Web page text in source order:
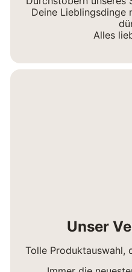
Deine Lieblingsdinge
Alles
Unser
Tolle Produktauswahl,